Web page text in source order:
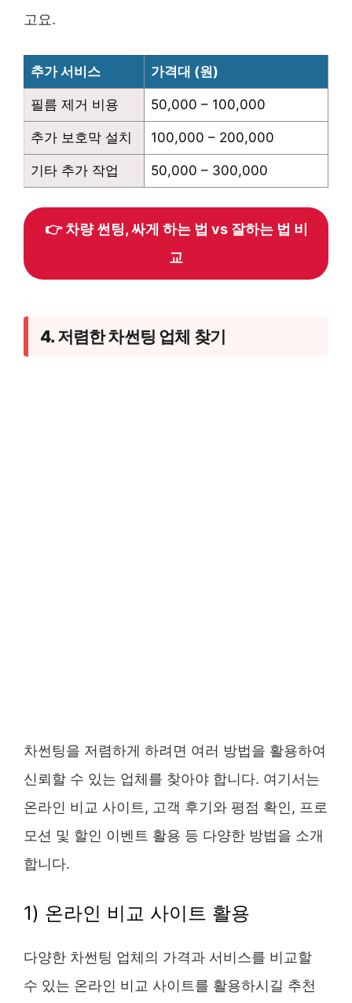
고요.
추가 서비스 가격대 (원)
필름 제거 비용 50,000 – 100,000
추가 보호막 설치 100,000 – 200,000
기타 추가 작업 50,000 – 300,000
👉 차량 썬팅, 싸게 하는 법 vs 잘하는 법 비
교
4. 저렴한 차썬팅 업체 찾기
차썬팅을 저렴하게 하려면 여러 방법을 활용하여
신뢰할 수 있는 업체를 찾아야 합니다. 여기서는
온라인 비교 사이트, 고객 후기와 평점 확인, 프로
모션 및 할인 이벤트 활용 등 다양한 방법을 소개
합니다.
1) 온라인 비교 사이트 활용
다양한 차썬팅 업체의 가격과 서비스를 비교할
수 있는 온라인 비교 사이트를 활용하시길 추천